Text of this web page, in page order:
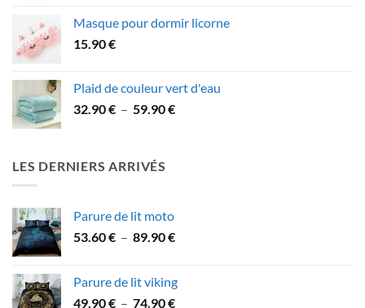
21.90 €
Masque pour dormir licorne
15.90€
Plaid de couleur vert d'eau
32.90€ – 59.90€Plage
LES DERNIERS ARRIVÉS
Parure de lit moto
53.60€ – 89.90€Plage
53.60 €
à
Parure de lit viking
49.90€ – 74.90€Plage